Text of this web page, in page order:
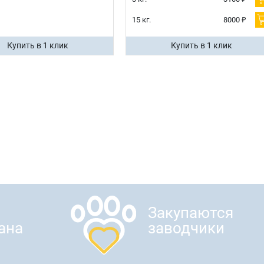
Купить в 1 клик
15 кг. 8000 ₽
Купить в 1 клик
Закупаются
заводчики